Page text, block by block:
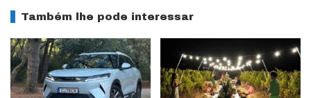
Também lhe pode interessar